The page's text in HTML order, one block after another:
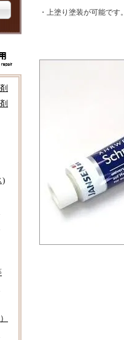
)
・上塗り塗装が可能です。